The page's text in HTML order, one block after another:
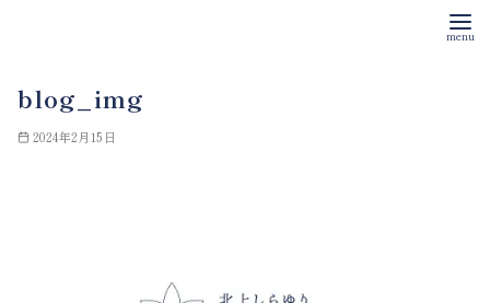
blog_img
2024年2月15日